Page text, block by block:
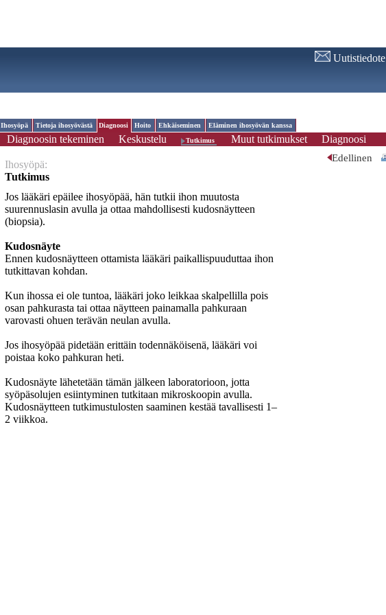
Uutistiedote
Ihosyöpä Tietoja ihosyövästä Diagnoosi Hoito Ehkäiseminen Eläminen ihosyövän kanssa
Diagnoosin tekeminen Keskustelu Tutkimus Muut tutkimukset Diagnoosi
Ihosyöpä:
Tutkimus
Jos lääkäri epäilee ihosyöpää, hän tutkii ihon muutosta
suurennuslasin avulla ja ottaa mahdollisesti kudosnäytteen
(biopsia).
Kudosnäyte
Ennen kudosnäytteen ottamista lääkäri paikallispuuduttaa ihon
tutkittavan kohdan.
Kun ihossa ei ole tuntoa, lääkäri joko leikkaa skalpellilla pois
osan pahkurasta tai ottaa näytteen painamalla pahkuraan
varovasti ohuen terävän neulan avulla.
Jos ihosyöpää pidetään erittäin todennäköisenä, lääkäri voi
poistaa koko pahkuran heti.
Kudosnäyte lähetetään tämän jälkeen laboratorioon, jotta
syöpäsolujen esiintyminen tutkitaan mikroskoopin avulla.
Kudosnäytteen tutkimustulosten saaminen kestää tavallisesti 1–
2 viikkoa.
Edellinen